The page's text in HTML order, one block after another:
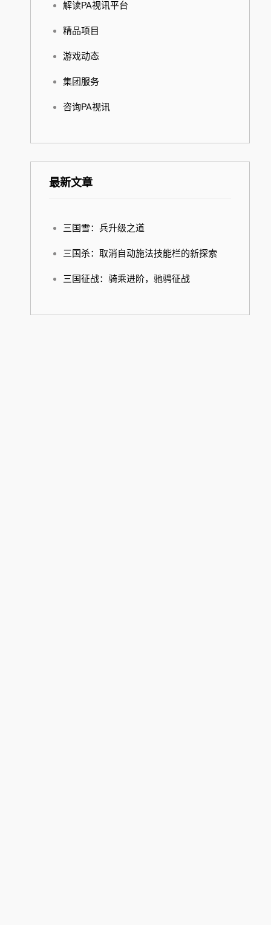
解读PA视讯平台
精品项目
游戏动态
集团服务
咨询PA视讯
最新文章
三国雪：兵升级之道
三国杀：取消自动施法技能栏的新探索
三国征战：骑乘进阶，驰骋征战